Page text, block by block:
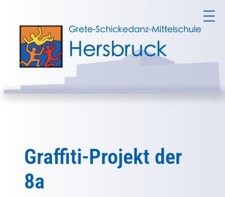
Graffiti-Projekt der
8a